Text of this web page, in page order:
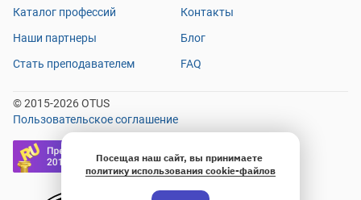
Каталог профессий
Наши партнеры
Стать преподавателем
Контакты
Блог
FAQ
© 2015-2026 OTUS
Пользовательское соглашение
Посещая наш сайт, вы принимаете
политику использования cookie-файлов